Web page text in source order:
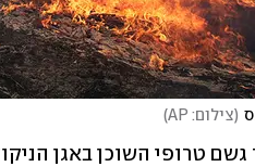
(צילום: AP )